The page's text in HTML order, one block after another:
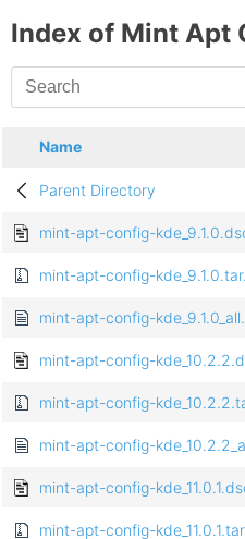
Index of Mint Apt
Name
Parent Directory
mint-apt-config-
mint-apt-config-
mint-apt-config-
mint-apt-config-
mint-apt-config-
mint-apt-config-
mint-apt-config-
mint-apt-config-